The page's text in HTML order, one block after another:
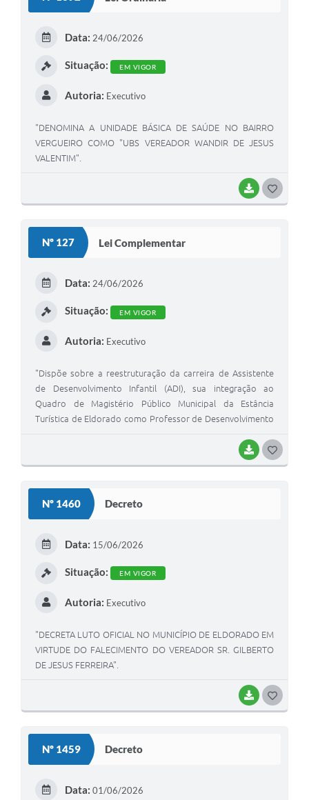
BAIXAR
Data: 24/06/2026
Situação: EM VIGOR
Autoria: Executivo
"DENOMINA A UNIDADE BÁSICA DE SAÚDE NO BAIRRO
VERGUEIRO COMO "UBS VEREADOR WANDIR DE JESUS
VALENTIM".
Nº 127 Lei Complementar
BAIXAR
Data: 24/06/2026
Situação: EM VIGOR
Autoria: Executivo
"Dispõe sobre a reestruturação da carreira de Assistente
de Desenvolvimento Infantil (ADI), sua integração ao
Quadro de Magistério Público Municipal da Estância
Turística de Eldorado como Professor de Desenvolvimento
Nº 1460 Decreto
BAIXAR
Data: 15/06/2026
Situação: EM VIGOR
Autoria: Executivo
"DECRETA LUTO OFICIAL NO MUNICÍPIO DE ELDORADO EM
VIRTUDE DO FALECIMENTO DO VEREADOR SR. GILBERTO
DE JESUS FERREIRA".
Nº 1459 Decreto
Data: 01/06/2026